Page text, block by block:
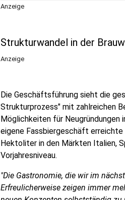
Anzeige
Strukturwandel in der
Anzeige
Die Geschäftsführung sieht die
Strukturprozess" mit zahlreichen
Möglichkeiten für Neugründungen
eigene Fassbiergeschäft
Hektoliter in den Märkten Italien,
Vorjahresniveau.
"Die Gastronomie, die wir im
Erfreulicherweise zeigen immer